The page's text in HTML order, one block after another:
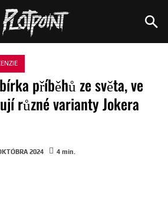
příběhů ze světa, ve
různé varianty Jokera
2024 4 min.